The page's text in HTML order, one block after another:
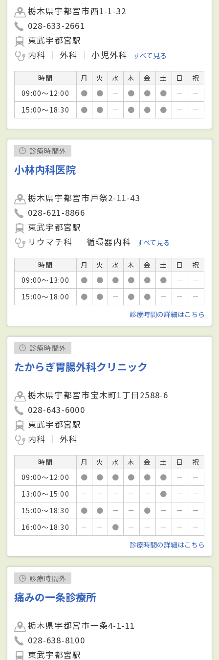
栃木県宇都宮市西1-1-32
028-633-2661
東武宇都宮駅
内科
外科 小児外科 すべて見る
時間 月 火 水 木 金 土 日
祝
09:00～12:00
● ● － ● ● ● －
－
15:00～18:30
● ● － ● ● ● － －
診療時間外
小林内科医院
栃木県宇都宮市戸祭2-11-43
028-621-8866
東武宇都宮駅
リウマチ科
循環器内科 すべて見る
時間 月 火 水 木 金 土 日
祝
09:00～13:00
● ● ● ● ● ● －
－
15:00～18:00
● ● － ● ● － －
－
診療時間の詳細はこちら
診療時間外
たからぎ胃腸外科クリニック
栃木県宇都宮市宝木町1丁目2588-6
028-643-6000
東武宇都宮駅
内科
外科
時間 月 火 水 木 金 土 日
祝
09:00～12:00
● ● ● ● ● ● －
－
13:00～15:00
－ － － － － ● －
－
15:00～18:30
● ● － － ● － －
－
16:00～18:30
－ － ● － － － －
－
診療時間の詳細はこちら
診療時間外
痛みの一条診療所
栃木県宇都宮市一条4-1-11
028-638-8100
東武宇都宮駅